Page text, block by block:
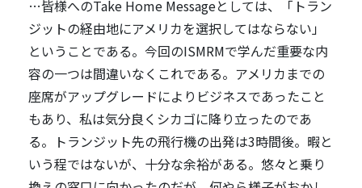
…皆様へのTake Home Messageとしては、「トラン
ジットの経由地にアメリカを選択してはならない」
ということである。今回のISMRMで学んだ重要な内
容の一つは間違いなくこれである。アメリカまでの
座席がアップグレードによりビジネスであったこと
もあり、私は気分良くシカゴに降り立ったのであ
る。トランジット先の飛行機の出発は3時間後。暇と
いう程ではないが、十分な余裕がある。悠々と乗り